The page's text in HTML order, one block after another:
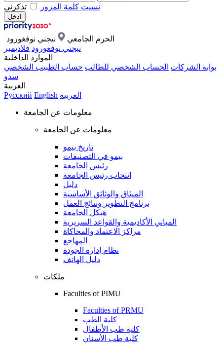
نسيت كلمة المرور تذكرني
الحرم الجامعي
نيجني نوفغورود
نيجني نوفغورود فلاديمير
الموارد الداخلية
بوابة الشركات الحساب الشخصي للطالب حساب الطبيب الشخصي
سدو
العربية
Русский English العربية
معلومات عن الجامعة
معلومات عن الجامعة
تاريخ بيمو
بيمو في التصنيفات
رئيس الجامعة
انتخاب رئيس الجامعة
دليل
الميثاق والوثائق الأساسية
برنامج التطوير ونتائج العمل
هيكل الجامعة
المباني الأكاديمية والقواعد السريرية
مراكز الاعتماد والمحاكاة
المهاجع
نظام إدارة الجودة
دليل الهاتف
ملكات
Faculties of PIMU
Faculties of PRMU
كلية الطب
كلية طب الأطفال
كلية طب الأسنان